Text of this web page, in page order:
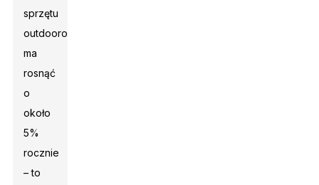
sprzętu
outdoorowego
ma
rosnąć
o
około
5%
rocznie
– to